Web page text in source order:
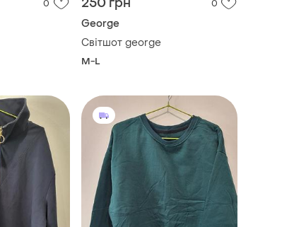
0 0
George
Світшот george
M-L